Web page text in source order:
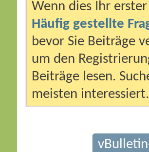
Wenn dies Ihr
Häufig gestellte
bevor Sie Beiträge
um den
Beiträge lesen.
meisten interessiert.